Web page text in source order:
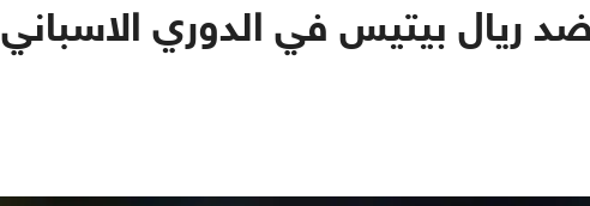
ريال بيتيس في الدوري الاسباني